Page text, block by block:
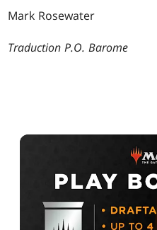
Mark Rosewater
Traduction P.O. Barome